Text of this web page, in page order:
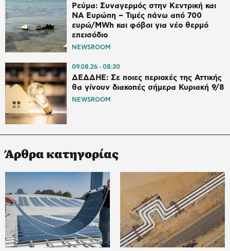
Ρεύμα: Συναγερμός στην Κεντρική και
ΝΑ Ευρώπη – Τιμές πάνω από 700
ευρώ/MWh και φόβοι για νέο θερμό
επεισόδιο
NEWSROOM
09.08.26 08:30
ΔΕΔΔΗΕ: Σε ποιες περιοχές της Αττικής
θα γίνουν διακοπές σήμερα Κυριακή 9/8
NEWSROOM
Άρθρα κατηγορίας